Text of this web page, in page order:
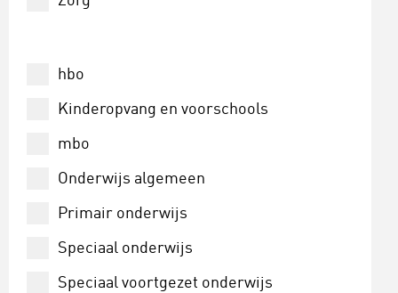
hbo
Kinderopvang en voorschools
mbo
Onderwijs algemeen
Primair onderwijs
Speciaal onderwijs
Speciaal voortgezet onderwijs